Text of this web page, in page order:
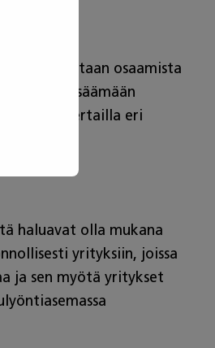
nostetaan osaamista
lisäämään
voidaan vertailla eri
haluavat olla mukana
yrityksiin, joissa
ja sen myötä yritykset